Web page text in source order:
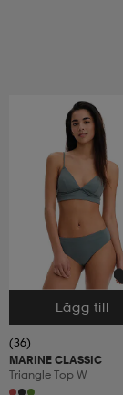
Välj storlek
Lägg till
(36)
MARINE CLASSIC
Triangle Top W